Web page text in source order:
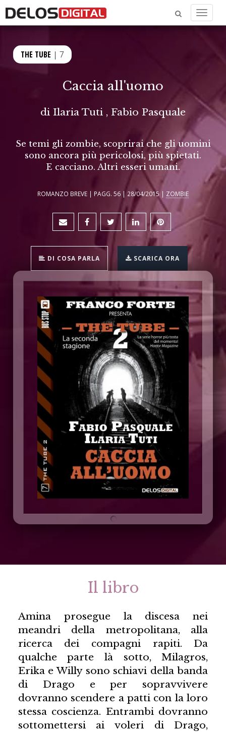
Menu
THE TUBE | 7
Caccia all'uomo
di Ilaria Tuti , Fabio Pasquale
Se temi gli zombie, scoprirai che gli uomini
sono ancora più pericolosi, più spietati.
E cacciano. Altri esseri umani.
ROMANZO BREVE | PAGG. 56 | 28/04/2015 | ZOMBIE
DI COSA PARLA SCARICA ORA
Il libro
Amina prosegue la discesa nei
meandri della metropolitana, alla
ricerca dei compagni rapiti. Da
qualche parte là sotto, Milagros,
Erika e Willy sono schiavi della banda
di Drago e per sopravvivere
dovranno scendere a patti con la loro
stessa coscienza. Entrambi dovranno
sottomettersi ai voleri di Drago,